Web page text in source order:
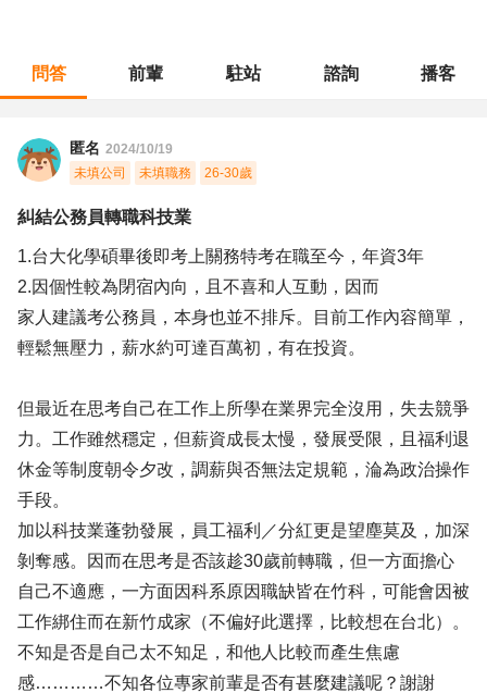
問答 前輩 駐站 諮詢 播客
匿名 2024/10/19
未填公司
未填職務 26-30歲
糾結公務員轉職科技業
1.台大化學碩畢後即考上關務特考在職至今，年資3年
2.因個性較為閉宿內向，且不喜和人互動，因而
家人建議考公務員，本身也並不排斥。目前工作內容簡單，
輕鬆無壓力，薪水約可達百萬初，有在投資。
但最近在思考自己在工作上所學在業界完全沒用，失去競爭
力。工作雖然穩定，但薪資成長太慢，發展受限，且福利退
休金等制度朝令夕改，調薪與否無法定規範，淪為政治操作
手段。
加以科技業蓬勃發展，員工福利／分紅更是望塵莫及，加深
剝奪感。因而在思考是否該趁30歲前轉職，但一方面擔心
自己不適應，一方面因科系原因職缺皆在竹科，可能會因被
工作綁住而在新竹成家（不偏好此選擇，比較想在台北）。
不知是否是自己太不知足，和他人比較而產生焦慮
感…………不知各位專家前輩是否有甚麼建議呢？謝謝